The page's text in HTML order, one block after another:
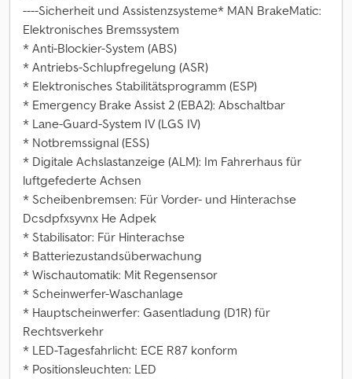
----Sicherheit und Assistenzsysteme* MAN BrakeMatic:
Elektronisches Bremssystem
* Anti-Blockier-System (ABS)
* Antriebs-Schlupfregelung (ASR)
* Elektronisches Stabilitätsprogramm (ESP)
* Emergency Brake Assist 2 (EBA2): Abschaltbar
* Lane-Guard-System IV (LGS IV)
* Notbremssignal (ESS)
* Digitale Achslastanzeige (ALM): Im Fahrerhaus für
luftgefederte Achsen
* Scheibenbremsen: Für Vorder- und Hinterachse
Dcsdpfxsyvnx He Adpek
* Stabilisator: Für Hinterachse
* Batteriezustandsüberwachung
* Wischautomatik: Mit Regensensor
* Scheinwerfer-Waschanlage
* Hauptscheinwerfer: Gasentladung (D1R) für
Rechtsverkehr
* LED-Tagesfahrlicht: ECE R87 konform
* Positionsleuchten: LED